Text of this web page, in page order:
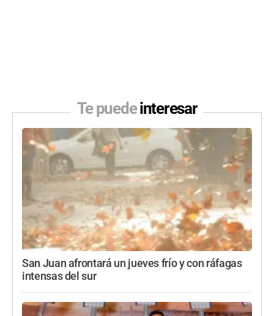
Te puedeinteresar
San Juan afrontará un jueves frío y con ráfagas
intensas del sur